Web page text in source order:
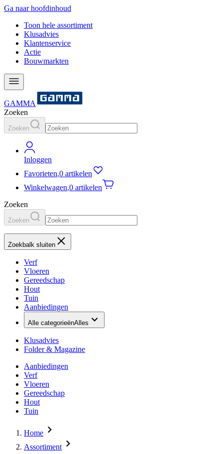
Ga naar hoofdinhoud
Toon hele assortiment
Klusadvies
Klantenservice
Actie
Bouwmarkten
GAMMA
Zoeken
Zoeken
Inloggen
Favorieten,0 artikelen
Winkelwagen,0 artikelen
Zoeken
Zoeken
Zoekbalk sluiten
Verf
Vloeren
Gereedschap
Hout
Tuin
Aanbiedingen
Alle categorieënAlles
Klusadvies
Folder & Magazine
Aanbiedingen
Verf
Vloeren
Gereedschap
Hout
Tuin
Home
Assortiment